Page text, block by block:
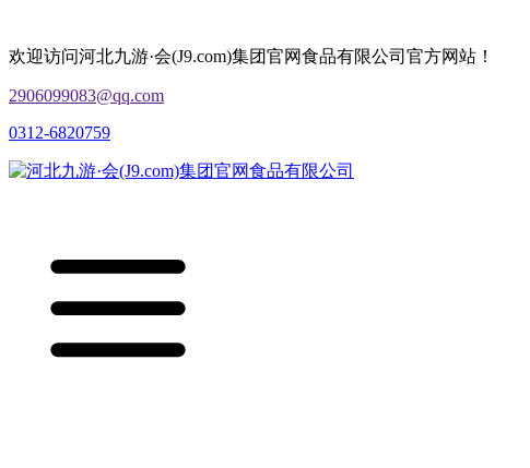
欢迎访问河北九游·会(J9.com)集团官网食品有限公司官方网站！
2906099083@qq.com
0312-6820759